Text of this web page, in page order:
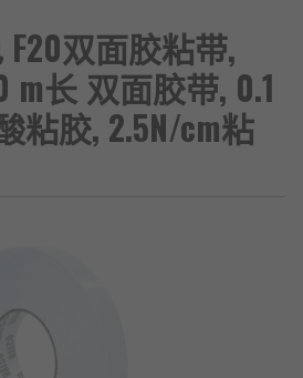
F20双面胶粘带,
m长 双面胶带, 0.1
粘胶, 2.5N/cm粘